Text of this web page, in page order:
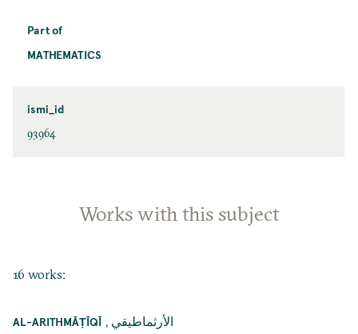
Part of
MATHEMATICS
ismi_id
93964
Works with this subject
16 works:
AL-ARITHMĀṬĪQĪ , الأرثماطيقي